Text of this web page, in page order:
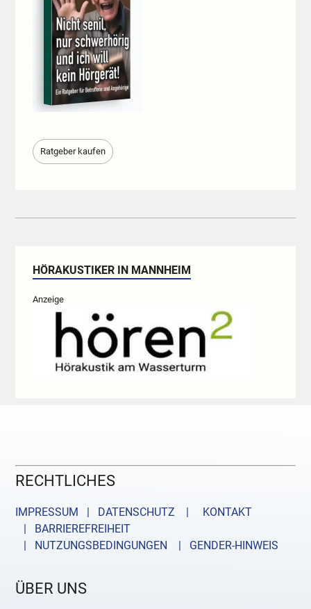
Ratgeber kaufen
HÖRAKUSTIKER IN MANNHEIM
Anzeige
RECHTLICHES
IMPRESSUM | DATENSCHUTZ |
KONTAKT
| BARRIEREFREIHEIT
| NUTZUNGSBEDINGUNGEN
| GENDER-HINWEIS
ÜBER UNS